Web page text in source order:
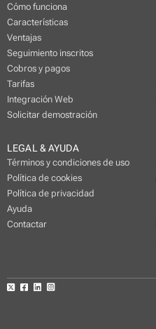
Cómo funciona
Características
Ventajas
Seguimiento inscritos
Cobros y pagos
Tarifas
Integración Web
Solicitar demostración
LEGAL & AYUDA
Términos y condiciones de uso
Política de cookies
Política de privacidad
Ayuda
Contactar